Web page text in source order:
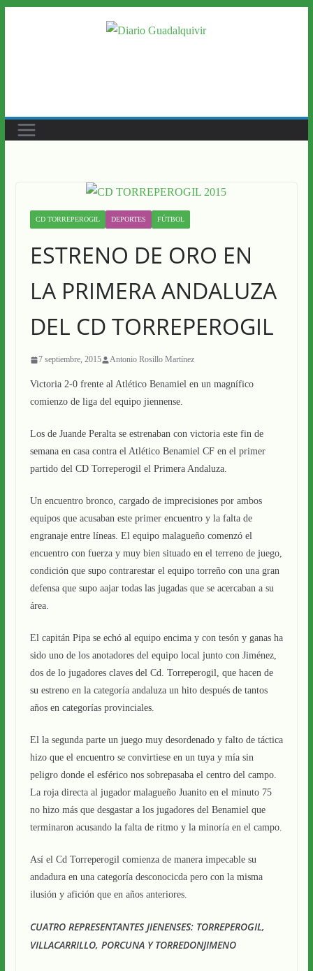
CD TORREPEROGIL DEPORTES FÚTBOL
ESTRENO DE ORO EN
LA PRIMERA ANDALUZA
DEL CD TORREPEROGIL
7 septiembre, 2015 Antonio Rosillo Martínez
Victoria 2-0 frente al Atlético Benamiel en un magnífico
comienzo de liga del equipo jiennense.
Los de Juande Peralta se estrenaban con victoria este fin de
semana en casa contra el Atlético Benamiel CF en el primer
partido del CD Torreperogil el Primera Andaluza.
Un encuentro bronco, cargado de imprecisiones por ambos
equipos que acusaban este primer encuentro y la falta de
engranaje entre líneas. El equipo malagueño comenzó el
encuentro con fuerza y muy bien situado en el terreno de juego,
condición que supo contrarestar el equipo torreño con una gran
defensa que supo aajar todas las jugadas que se acercaban a su
área.
El capitán Pipa se echó al equipo encima y con tesón y ganas ha
sido uno de los anotadores del equipo local junto con Jiménez,
dos de lo jugadores claves del Cd. Torreperogil, que hacen de
su estreno en la categoría andaluza un hito después de tantos
años en categorías provinciales.
El la segunda parte un juego muy desordenado y falto de táctica
hizo que el encuentro se convirtiese en un tuya y mía sin
peligro donde el esférico nos sobrepasaba el centro del campo.
La roja directa al jugador malagueño Juanito en el minuto 75
no hizo más que desgastar a los jugadores del Benamiel que
terminaron acusando la falta de ritmo y la minoría en el campo.
Así el Cd Torreperogil comienza de manera impecable su
andadura en una categoría desconocicda pero con la misma
ilusión y afición que en años anteriores.
CUATRO REPRESENTANTES JIENENSES: TORREPEROGIL,
VILLACARRILLO, PORCUNA Y TORREDONJIMENO